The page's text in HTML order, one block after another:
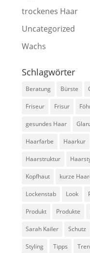
trockenes Haar
Uncategorized
Wachs
Schlagwörter
Beratung Bürste
Friseur Frisur
gesundes Haar
Haarfarbe Haarkur
Haarstruktur
Kopfhaut kurze
Lockenstab Look
Produkt Produkte
Sarah Kailer Schutz
Styling Tipps